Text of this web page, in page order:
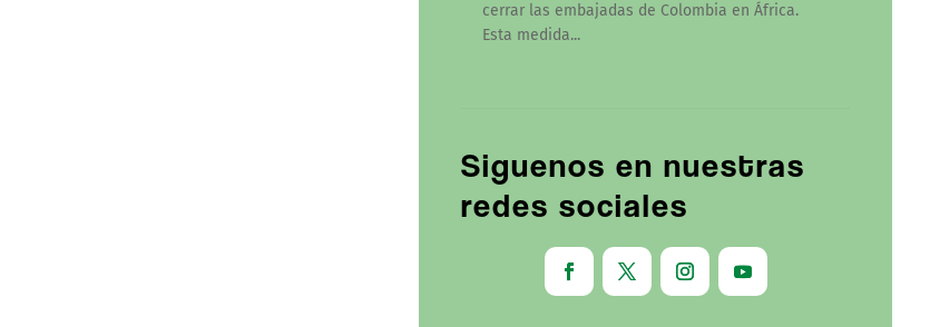
cerrar las embajadas de Colombia en África.
Esta medida...
Siguenos en nuestras
redes sociales